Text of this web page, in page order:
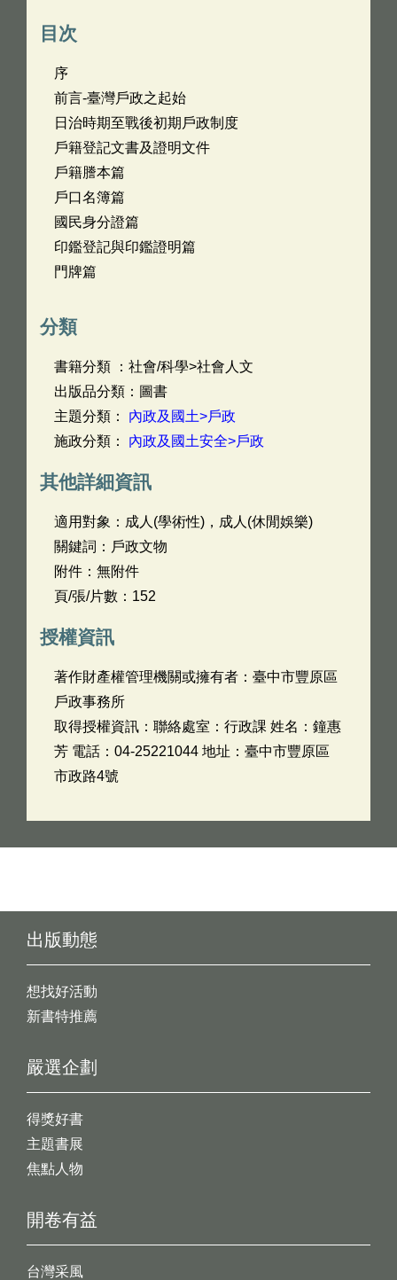
目次
序
前言-臺灣戶政之起始
日治時期至戰後初期戶政制度
戶籍登記文書及證明文件
戶籍謄本篇
戶口名簿篇
國民身分證篇
印鑑登記與印鑑證明篇
門牌篇
分類
書籍分類 ：社會/科學>社會人文
出版品分類：圖書
主題分類： 內政及國土>戶政
施政分類： 內政及國土安全>戶政
其他詳細資訊
適用對象：成人(學術性)，成人(休閒娛樂)
關鍵詞：戶政文物
附件：無附件
頁/張/片數：152
授權資訊
著作財產權管理機關或擁有者：臺中市豐原區
戶政事務所
取得授權資訊：聯絡處室：行政課 姓名：鐘惠
芳 電話：04-25221044 地址：臺中市豐原區
市政路4號
出版動態
想找好活動
新書特推薦
開卷有益
台灣采風
嚴選企劃
得獎好書
主題書展
焦點人物